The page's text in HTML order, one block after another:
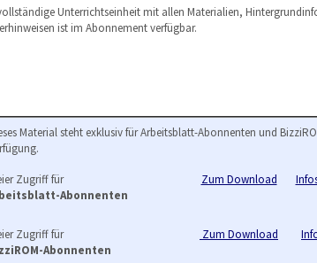
Unterrichtseinheit mit allen Materialien,
ist im Abonnement verfügbar.
Material steht exklusiv für Arbeitsblatt-Abonnenten und
Zugriff für
Abonnenten
Zum Download
Zugriff für
Abonnenten
Zum Download